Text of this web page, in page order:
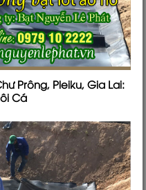
Prông, Pleiku, Gia Lai:
Cá